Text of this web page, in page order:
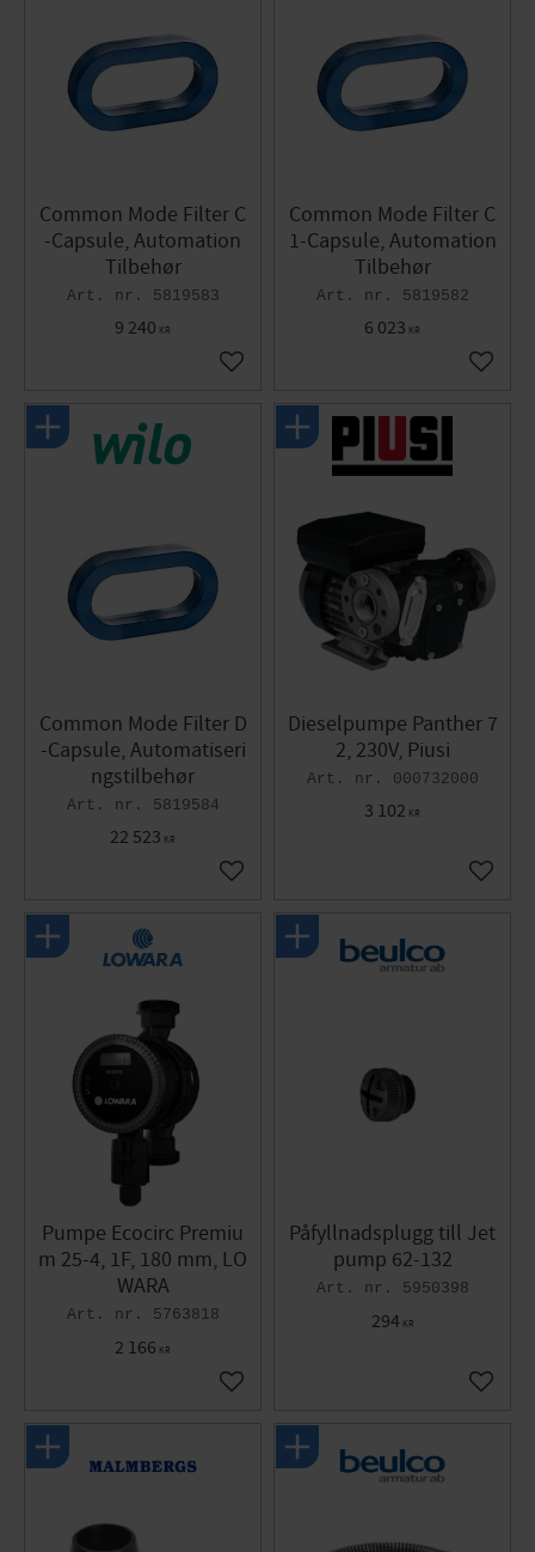
Common Mode Filter C
-Capsule, Automation
Tilbehør
5819583
9 240 KR
Gem som favorit
Common Mode Filter C
1-Capsule, Automation
Tilbehør
5819582
6 023 KR
Gem
Common Mode Filter D
-Capsule, Automatiseri
ngstilbehør
5819584
22 523 KR
Gem som favorit
Dieselpumpe Panther 7
2, 230V, Piusi
000732000
3 102 KR
Gem
Pumpe Ecocirc Premiu
m 25-4, 1F, 180 mm, LO
WARA
5763818
2 166 KR
Gem som favorit
Påfyllnadsplugg till Jet
pump 62-132
5950398
294KR
Gem